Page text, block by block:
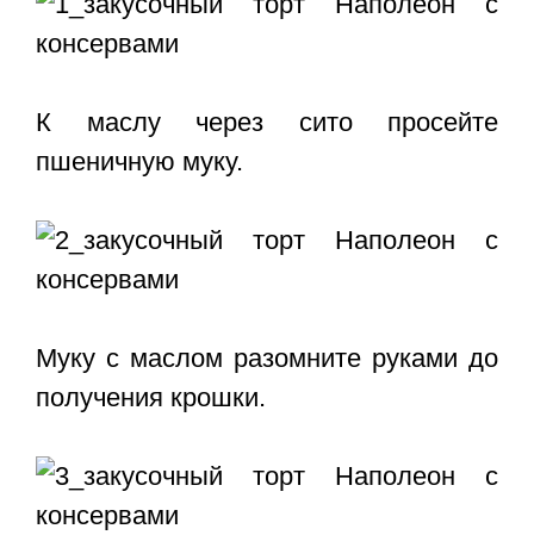
К маслу через сито просейте
пшеничную муку.
Муку с маслом разомните руками до
получения крошки.